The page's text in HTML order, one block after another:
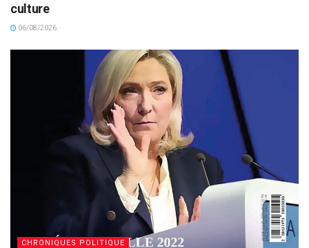
culture
06/08/2026
CHRONIQUES POLITIQUE